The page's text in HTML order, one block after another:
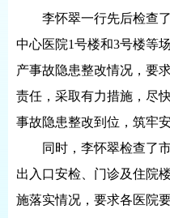
李怀翠一行先后检查了
中心医院1号楼和3号楼等
产事故隐患整改情况，要
责任，采取有力措施，尽
事故隐患整改到位，筑牢
同时，李怀翠检查了市
出入口安检、门诊及住院
施落实情况，要求各医院